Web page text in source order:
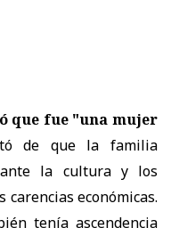
que fue "una mujer
de que la familia
la cultura y los
económicas.
tenía ascendencia